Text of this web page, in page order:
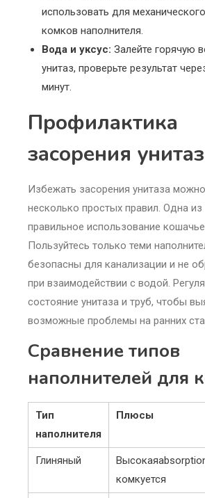
использовать для
комков наполнителя.
Вода и уксус: Залейте горячую
унитаз, проверьте результат
минут.
Профилактика
засорения
Избежать засорения унитаза
несколько простых правил. Одна из
правильное использование
Пользуйтесь только теми
безопасны для канализации и не
при взаимодействии с водой.
состояние унитаза и труб, чтобы
возможные проблемы на ранних
Сравнение типов
наполнителей для
Тип
наполнителя
Плюсы
Глиняный
комкуется